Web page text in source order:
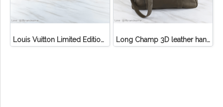
Louis Vuitton Limited Edition Monogram Canvas Sofia Coppola SC Bag Long Champ 3D leather handbag